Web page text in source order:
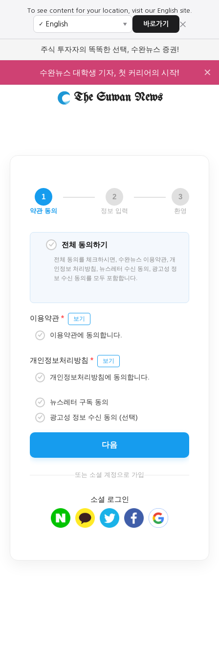
To see content for your location, visit our English site.
✓ ▼ 바로가기 ×
주식 투자자의 똑똑한 선택, 수완뉴스 증권!
수완뉴스 대학생 기자, 첫 커리어의 시작! ✕
The Suwan News
1
약관 동의
2
정보 입력
3
환영
전체 동의하기
전체 동의를 체크하시면, 수완뉴스 이용약관, 개
인정보 처리방침, 뉴스레터 수신 동의, 광고성 정
보 수신 동의를 모두 포함합니다.
이용약관 * 보기
이용약관에 동의합니다.
개인정보처리방침 * 보기
개인정보처리방침에 동의합니다.
뉴스레터 구독 동의
광고성 정보 수신 동의 (선택)
다음
또는 소셜 계정으로 가입
소셜 로그인